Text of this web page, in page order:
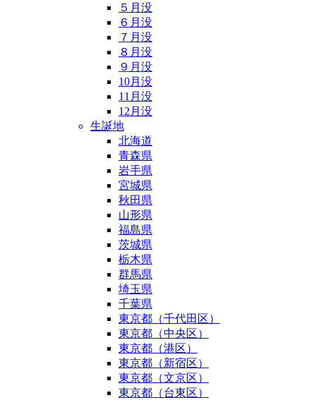
５月没
６月没
７月没
８月没
９月没
10月没
11月没
12月没
生誕地
北海道
青森県
岩手県
宮城県
秋田県
山形県
福島県
茨城県
栃木県
群馬県
埼玉県
千葉県
東京都（千代田区）
東京都（中央区）
東京都（港区）
東京都（新宿区）
東京都（文京区）
東京都（台東区）